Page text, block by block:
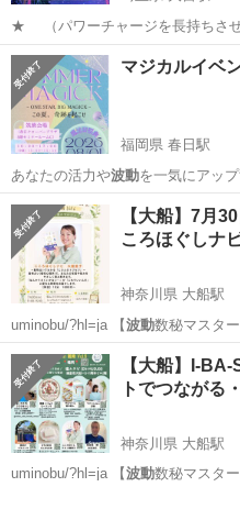
★ （パワーチャージを長持ちさ
埼玉 さいたま市 大宮駅
マジカルイベ
福岡県 春日駅
あなたの活力や波動を一気にアッ
生活で活かすツ…
福岡 春日市 春日駅 そ
【大船】7月
ころほぐしナ
神奈川県 大船駅
uminobu/?hl=ja 【波動数秘マスタ
神奈川 鎌倉市 大船駅
【大船】I-
トでつながる
神奈川県 大船駅
uminobu/?hl=ja 【波動数秘マスタ